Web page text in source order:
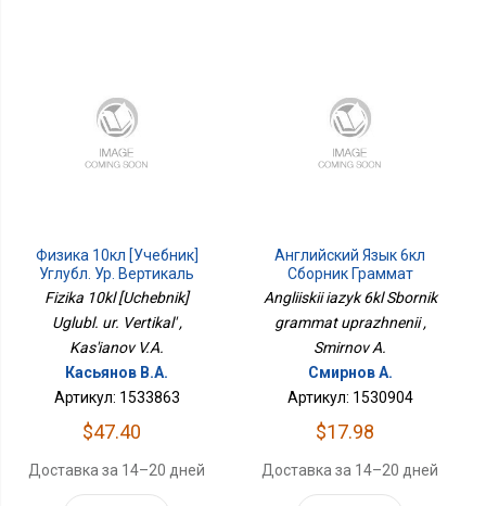
Физика 10кл [Учебник]
Углубл. Ур. Вертикаль
Fizika 10kl [Uchebnik]
Uglubl. ur. Vertikal' ,
Kas'ianov V.A.
Касьянов В.А.
Артикул: 1533863
$47.40
Доставка за 14–20 дней
Английский Язык 6кл
Сборник Граммат
Упражнений
Angliiskii iazyk 6kl Sbornik
grammat uprazhnenii ,
Smirnov A.
Смирнов А.
Артикул: 1530904
$17.98
Доставка за 14–20 дней